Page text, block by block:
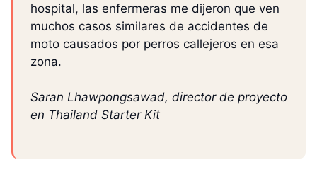
hospital, las enfermeras me dijeron que ven
muchos casos similares de accidentes de
moto causados por perros callejeros en esa
zona.
Saran Lhawpongsawad, director de proyecto
en Thailand Starter Kit